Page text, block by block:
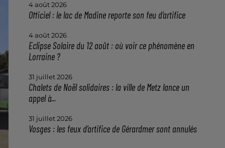
4 août 2026
Officiel : le lac de Madine reporte son feu d’artifice
4 août 2026
Eclipse Solaire du 12 août : où voir ce phénomène en
Lorraine ?
31 juillet 2026
Chalets de Noël solidaires : la ville de Metz lance un
appel à...
31 juillet 2026
Vosges : les feux d’artifice de Gérardmer sont annulés